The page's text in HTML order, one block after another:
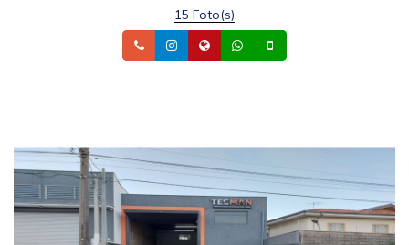
15 Foto(s)
TelefoneInstagram
Site Whatsapp